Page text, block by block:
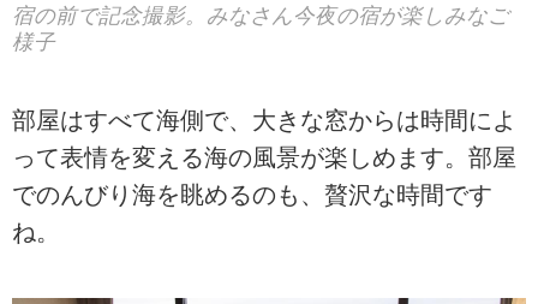
宿の前で記念撮影。みなさん今夜の宿が楽しみなご
様子
部屋はすべて海側で、大きな窓からは時間によ
って表情を変える海の風景が楽しめます。部屋
でのんびり海を眺めるのも、贅沢な時間です
ね。